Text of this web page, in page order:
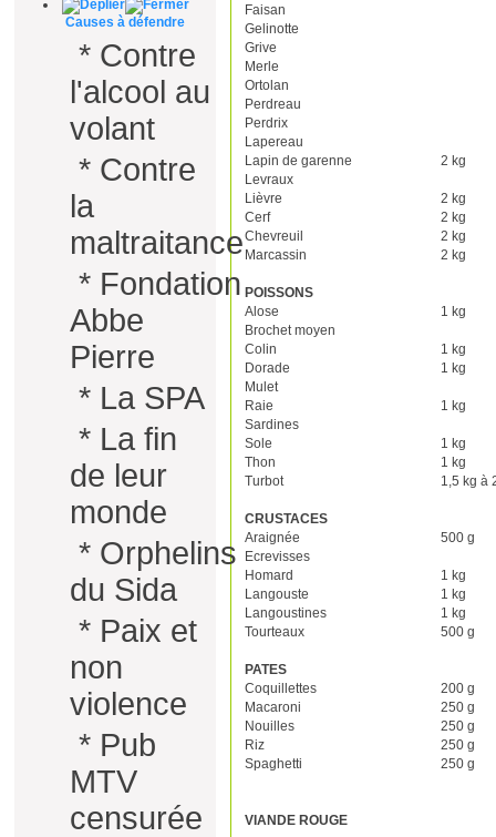
Causes à défendre
* Contre
l'alcool au
volant
* Contre
la
maltraitance
* Fondation
Abbe
Pierre
* La SPA
* La fin
de leur
monde
* Orphelins
du Sida
* Paix et
non
violence
* Pub
MTV
censurée
Faisan
Gelinotte
Grive
Merle
Ortolan
Perdreau
Perdrix
Lapereau
Lapin de garenne
2 kg
Levraux
Lièvre
2 kg
Cerf
2 kg
Chevreuil
2 kg
Marcassin
2 kg
POISSONS
Alose
1 kg
Brochet moyen
Colin
1 kg
Dorade
1 kg
Mulet
Raie
1 kg
Sardines
Sole
1 kg
Thon
1 kg
Turbot
1,5 kg à
CRUSTACES
Araignée
500 g
Ecrevisses
Homard
1 kg
Langouste
1 kg
Langoustines
1 kg
Tourteaux
500 g
PATES
Coquillettes
200 g
Macaroni
250 g
Nouilles
250 g
Riz
250 g
Spaghetti
250 g
VIANDE ROUGE